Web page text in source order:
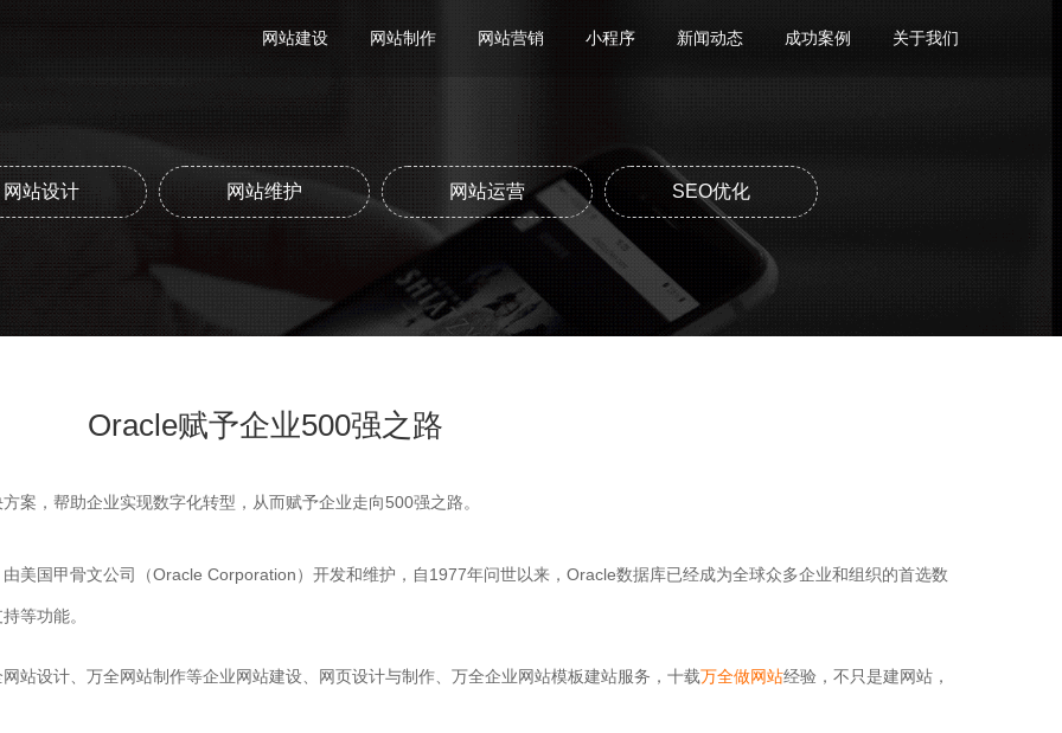
网站建设 网站制作 网站营销 小程序 新闻动态 成功案例 关于我们
网站设计 网站维护 网站运营 SEO优化
Oracle赋予企业500强之路
案，帮助企业实现数字化转型，从而赋予企业走向500强之路。
美国甲骨文公司（Oracle Corporation）开发和维护，自1977年问世以来，Oracle数据库已经成为全球众多企业和组织的首选数
等功能。
站设计、万全网站制作等企业网站建设、网页设计与制作、万全企业网站模板建站服务，十载万全做网站经验，不只是建网站，